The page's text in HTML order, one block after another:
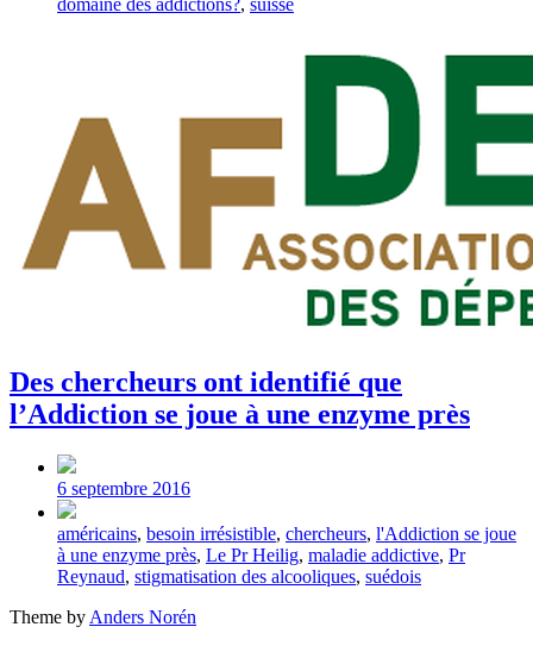
Des chercheurs ont identifié que
l’Addiction se joue à une enzyme près
Post
date
6 septembre 2016
Tagged
with
américains, besoin irrésistible, chercheurs, l'Addiction se joue
à une enzyme près, Le Pr Heilig, maladie addictive, Pr
Reynaud, stigmatisation des alcooliques, suédois
Theme by Anders Norén